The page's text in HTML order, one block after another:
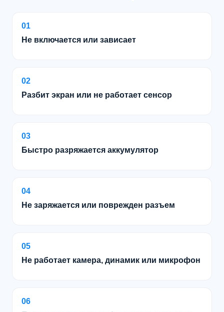
01
Не включается или зависает
02
Разбит экран или не работает сенсор
03
Быстро разряжается аккумулятор
04
Не заряжается или поврежден разъем
05
Не работает камера, динамик или микрофон
06